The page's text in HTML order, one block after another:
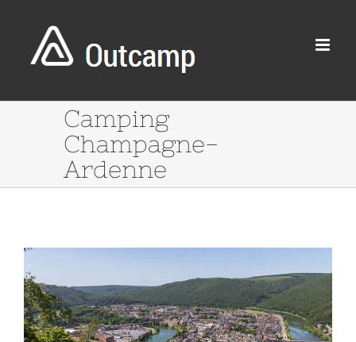
contenu
Camping
Champagne-
Ardenne